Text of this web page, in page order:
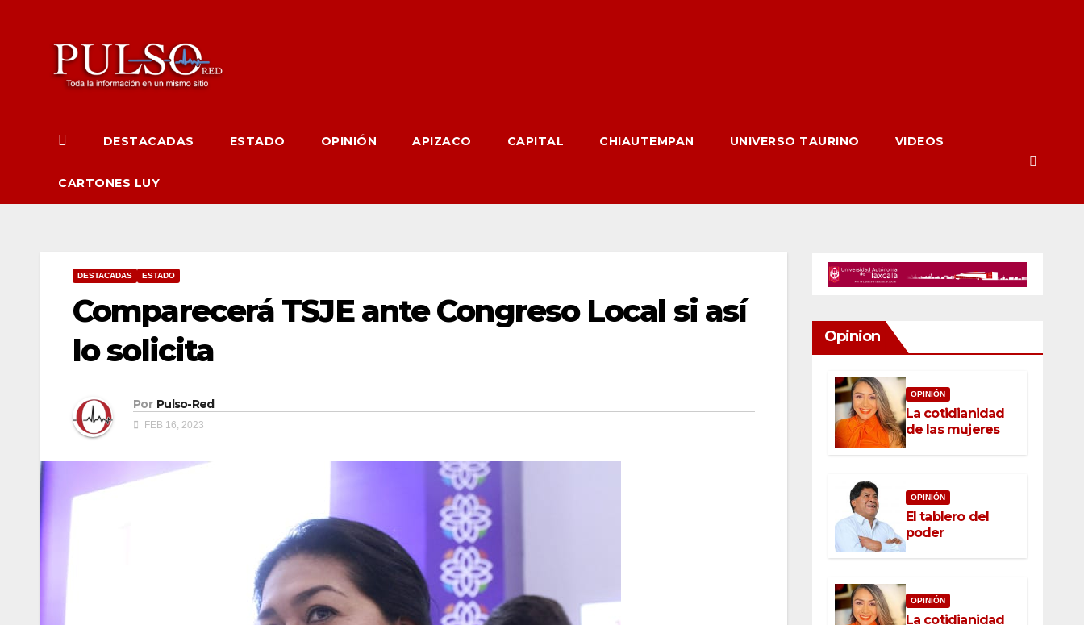
DESTACADAS ESTADO OPINIÓN APIZACO CAPITAL CHIAUTEMPAN UNIVERSO TAURINO VIDEOS
CARTONES LUY
DESTACADAS ESTADO
Comparecerá TSJE ante Congreso Local si así
lo solicita
Por Pulso-Red
FEB 16, 2023
Opinion
OPINIÓN
La cotidianidad
de las mujeres
OPINIÓN
El tablero del
poder
OPINIÓN
La cotidianidad